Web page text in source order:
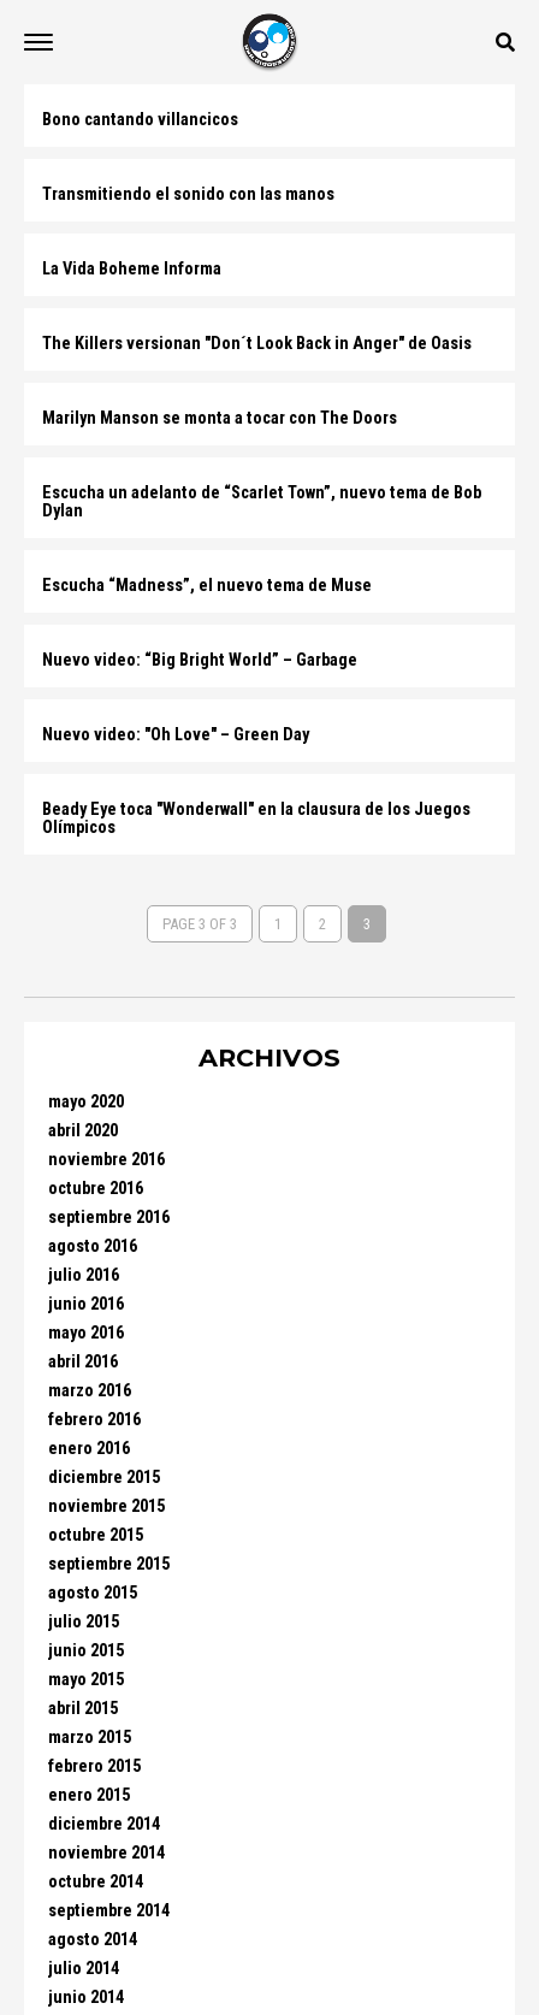
Bono cantando villancicos
Transmitiendo el sonido con las manos
La Vida Boheme Informa
The Killers versionan "Don´t Look Back in Anger" de Oasis
Marilyn Manson se monta a tocar con The Doors
Escucha un adelanto de “Scarlet Town”, nuevo tema de Bob
Dylan
Escucha “Madness”, el nuevo tema de Muse
Nuevo video: “Big Bright World” – Garbage
Nuevo video: "Oh Love" – Green Day
Beady Eye toca "Wonderwall" en la clausura de los Juegos
Olímpicos
PAGE 3 OF 3 1 2 3
ARCHIVOS
mayo 2020
abril 2020
noviembre 2016
octubre 2016
septiembre 2016
agosto 2016
julio 2016
junio 2016
mayo 2016
abril 2016
marzo 2016
febrero 2016
enero 2016
diciembre 2015
noviembre 2015
octubre 2015
septiembre 2015
agosto 2015
julio 2015
junio 2015
mayo 2015
abril 2015
marzo 2015
febrero 2015
enero 2015
diciembre 2014
noviembre 2014
octubre 2014
septiembre 2014
agosto 2014
julio 2014
junio 2014